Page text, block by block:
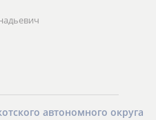
автономного округа